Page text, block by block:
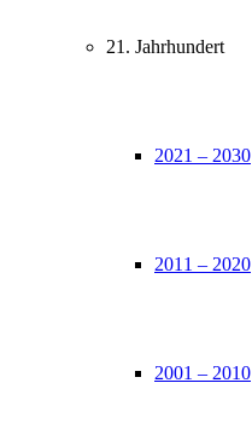
21. Jahrhundert
2021 – 2030
2011 – 2020
2001 – 2010